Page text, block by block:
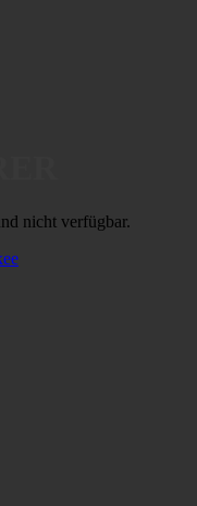
nicht verfügbar.